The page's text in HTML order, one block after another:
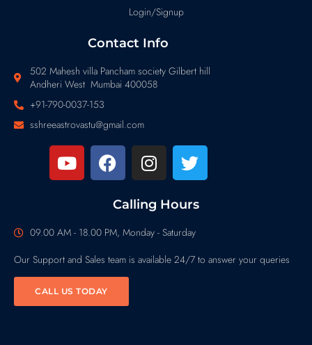
Login/Signup
Contact Info
502 Mahesh villa Pancham society Gilbert hill
Andheri West Mumbai 400058
+91-790-0037-153
sshreeastrovastu@gmail.com
Calling Hours
09.00 AM - 18.00 PM, Monday - Saturday
Our Support and Sales team is available 24/7 to answer your queries
CALL US TODAY